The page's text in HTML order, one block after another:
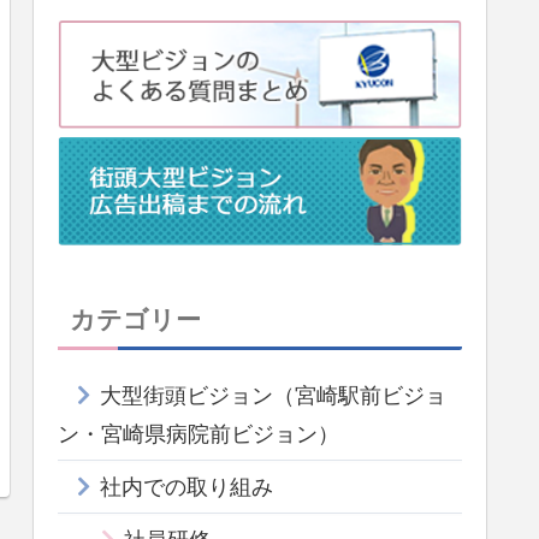
カテゴリー
大型街頭ビジョン（宮崎駅前ビジョ
ン・宮崎県病院前ビジョン）
社内での取り組み